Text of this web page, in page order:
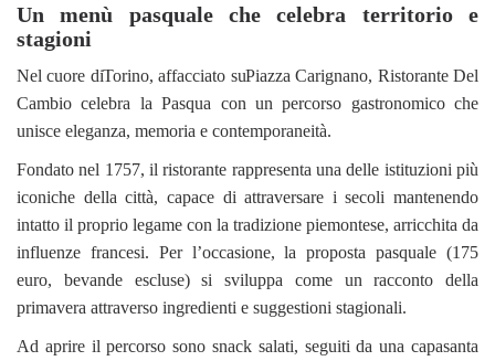
Un menù pasquale che celebra territorio e
stagioni
Nel cuore diTorino, affacciato suPiazza Carignano, Ristorante Del
Cambio celebra la Pasqua con un percorso gastronomico che
unisce eleganza, memoria e contemporaneità.
Fondato nel 1757, il ristorante rappresenta una delle istituzioni più
iconiche della città, capace di attraversare i secoli mantenendo
intatto il proprio legame con la tradizione piemontese, arricchita da
influenze francesi. Per l’occasione, la proposta pasquale (175
euro, bevande escluse) si sviluppa come un racconto della
primavera attraverso ingredienti e suggestioni stagionali.
Ad aprire il percorso sono snack salati, seguiti da una capasanta